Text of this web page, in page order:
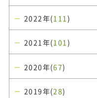
2022年(111)
2021年(101)
2020年(67)
2019年(28)